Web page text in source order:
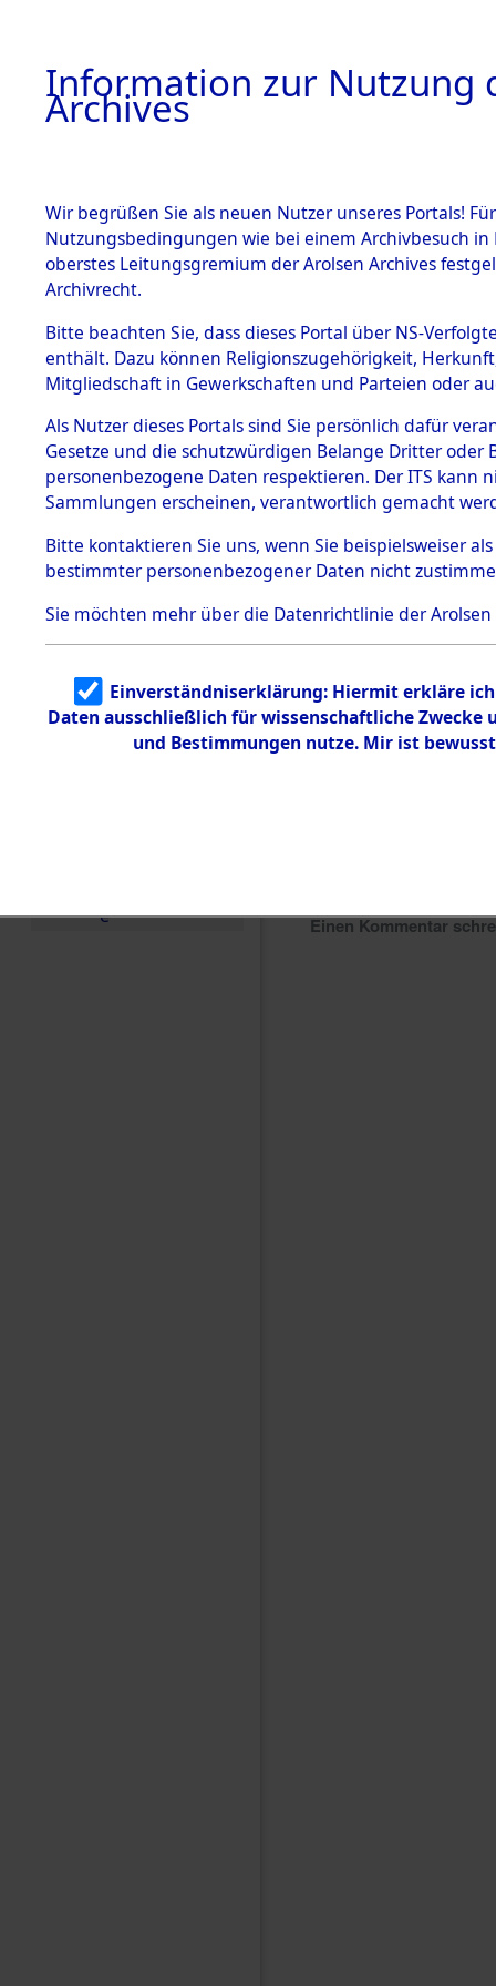
BESTÄNDE
1.
mente
5. Verschiedenes
5.3
Todesmärsche
5.3.1 Alliierte
Erhebungen
zu
Todesmärsch
en
5.3.2
Identifizierun
5.3.3
Todesmärsch
e
Listen
0026
Einen Kommentar
Information zur Nutzung
Archives
Wir begrüßen Sie als neuen Nutzer unseres Portals!
Nutzungsbedingungen wie bei einem Archivbesuch
oberstes Leitungsgremium der Arolsen Archives
Archivrecht.
Bitte beachten Sie, dass dieses Portal über NS-
enthält. Dazu können Religionszugehörigkeit,
Mitgliedschaft in Gewerkschaften und Parteien oder
Als Nutzer dieses Portals sind Sie persönlich dafür
Gesetze und die schutzwürdigen Belange Dritter
personenbezogene Daten respektieren. Der ITS
Sammlungen erscheinen, verantwortlich gemacht
Bitte kontaktieren Sie uns, wenn Sie beispielsweiser
bestimmter personenbezogener Daten nicht
Sie möchten mehr über die Datenrichtlinie der Arolsen
Einverständniserklärung: Hiermit erkläre
Daten ausschließlich für wissenschaftliche
und Bestimmungen nutze. Mir ist